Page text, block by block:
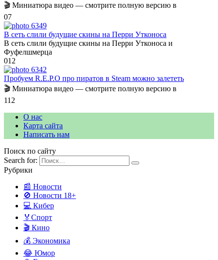
🎬 Миниатюра видео — смотрите полную версию в
07
В сеть слили будущие скины на Перри Утконоса
В сеть слили будущие скины на Перри Утконоса и
Фуфелшмерца
012
Пробуем R.E.P.O про пиратов в Steam можно залететь
🎬 Миниатюра видео — смотрите полную версию в
112
О нас
Карта сайта
Написать нам
Поиск по сайту
Search for:
Рубрики
📰 Новости
🚫 Новости 18+
💻 Кибер
🏅Спорт
🎬 Кино
💰 Экономика
😂 Юмор